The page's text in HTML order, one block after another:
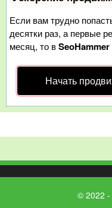
Если вам трудно
десятки раз, а первые
месяц, то вSeoHammer
Начать
© 2022